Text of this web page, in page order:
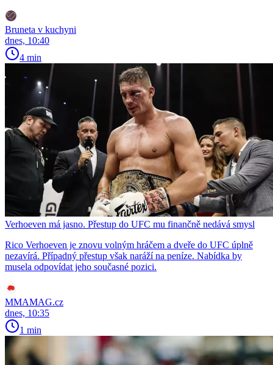
Bruneta v kuchyni
dnes, 10:40
4 min
Verhoeven má jasno. Přestup do UFC mu finančně nedává smysl
Rico Verhoeven je znovu volným hráčem a dveře do UFC úplně
nezavírá. Případný přestup však naráží na peníze. Nabídka by
musela odpovídat jeho současné pozici.
MMAMAG.cz
dnes, 10:35
1 min